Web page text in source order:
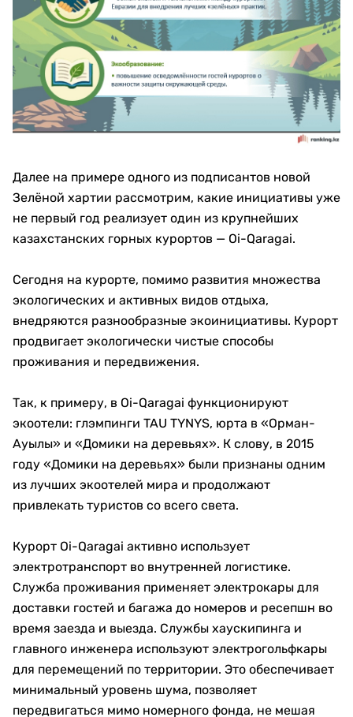
Далее на примере одного из подписантов новой
Зелёной хартии рассмотрим, какие инициативы уже
не первый год реализует один из крупнейших
казахстанских горных курортов — Oi-Qaragai.
Сегодня на курорте, помимо развития множества
экологических и активных видов отдыха,
внедряются разнообразные экоинициативы. Курорт
продвигает экологически чистые способы
проживания и передвижения.
Так, к примеру, в Oi-Qaragai функционируют
экоотели: глэмпинги TAU TYNYS, юрта в «Орман-
Ауылы» и «Домики на деревьях». К слову, в 2015
году «Домики на деревьях» были признаны одним
из лучших экоотелей мира и продолжают
привлекать туристов со всего света.
Курорт Oi-Qaragai активно использует
электротранспорт во внутренней логистике.
Служба проживания применяет электрокары для
доставки гостей и багажа до номеров и ресепшн во
время заезда и выезда. Службы хаускипинга и
главного инженера используют электрогольфкары
для перемещений по территории. Это обеспечивает
минимальный уровень шума, позволяет
передвигаться мимо номерного фонда, не мешая